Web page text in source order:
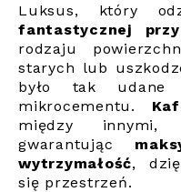
Luksus, który
fantastycznej
rodzaju
starych lub
było tak udane
mikrocementu.
między innymi,
gwarantując
wytrzymałość,
się przestrzeń.